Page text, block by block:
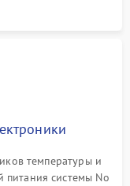
температуры и
питания системы No